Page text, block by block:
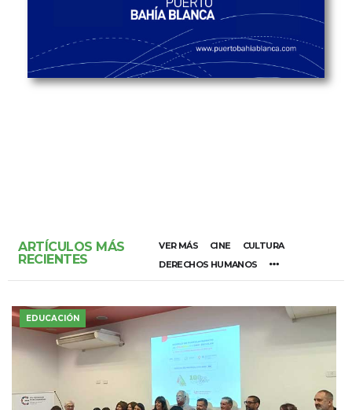
ARTÍCULOS MÁS
RECIENTES
VER MÁS CINE
CULTURA
DERECHOS HUMANOS
EDUCACIÓN